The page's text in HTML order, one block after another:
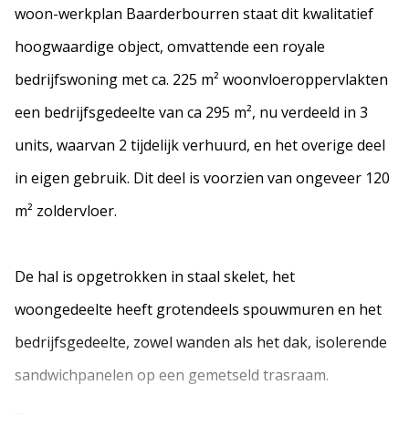
woon-werkplan Baarderbourren staat dit kwalitatief
hoogwaardige object, omvattende een royale
bedrijfswoning met ca. 225 m² woonvloeroppervlakten
een bedrijfsgedeelte van ca 295 m², nu verdeeld in 3
units, waarvan 2 tijdelijk verhuurd, en het overige deel
in eigen gebruik. Dit deel is voorzien van ongeveer 120
m² zoldervloer.
De hal is opgetrokken in staal skelet, het
woongedeelte heeft grotendeels spouwmuren en het
bedrijfsgedeelte, zowel wanden als het dak, isolerende
sandwichpanelen op een gemetseld trasraam.